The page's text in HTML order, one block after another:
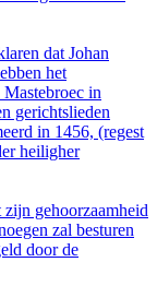
dat Johan
het
in
gerichtslieden
in 1456, (regest
heiligher
gehoorzaamheid
zal besturen
door de